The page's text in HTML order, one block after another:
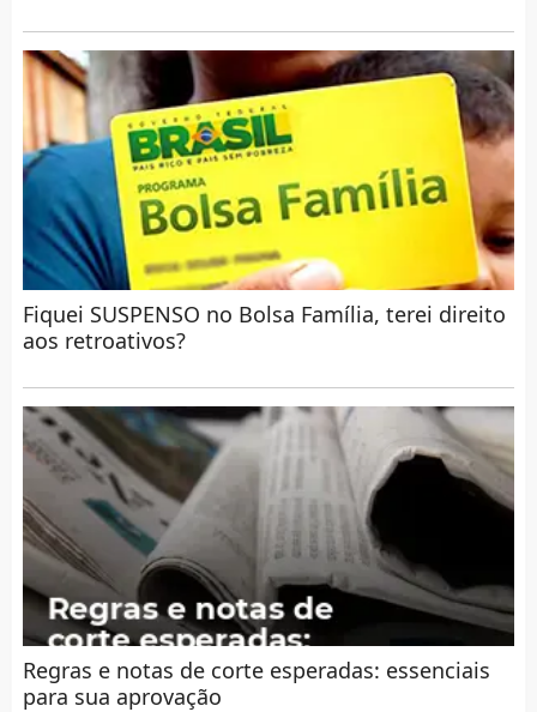
Fiquei SUSPENSO no Bolsa Família, terei direito
aos retroativos?
Regras e notas de corte esperadas: essenciais
para sua aprovação